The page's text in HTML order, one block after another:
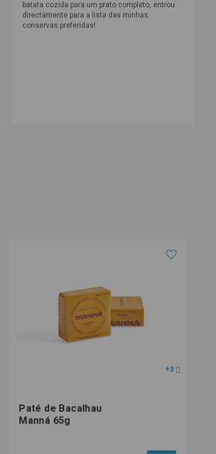
batata cozida para um prato completo, entrou
directamente para a lista das minhas
conservas preferidas!
+3
Paté de Bacalhau
Manná 65g